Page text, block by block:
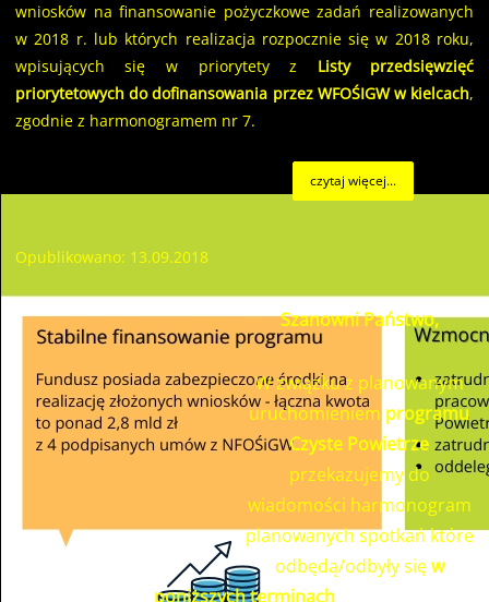
wniosków na finansowanie pożyczkowe zadań realizowanych
w 2018 r. lub których realizacja rozpocznie się w 2018 roku,
wpisujących się w priorytety z Listy przedsięwzięć
priorytetowych do dofinansowania przez WFOŚIGW w kielcach,
zgodnie z harmonogramem nr 7.
czytaj więcej...
Opublikowano: 13.09.2018
Szanowni Państwo,
W związku z planowanym
uruchomieniem programu
Czyste Powietrze
przekazujemy do
wiadomości harmonogram
planowanych spotkań które
odbędą/odbyły sięw
poniższych terminach